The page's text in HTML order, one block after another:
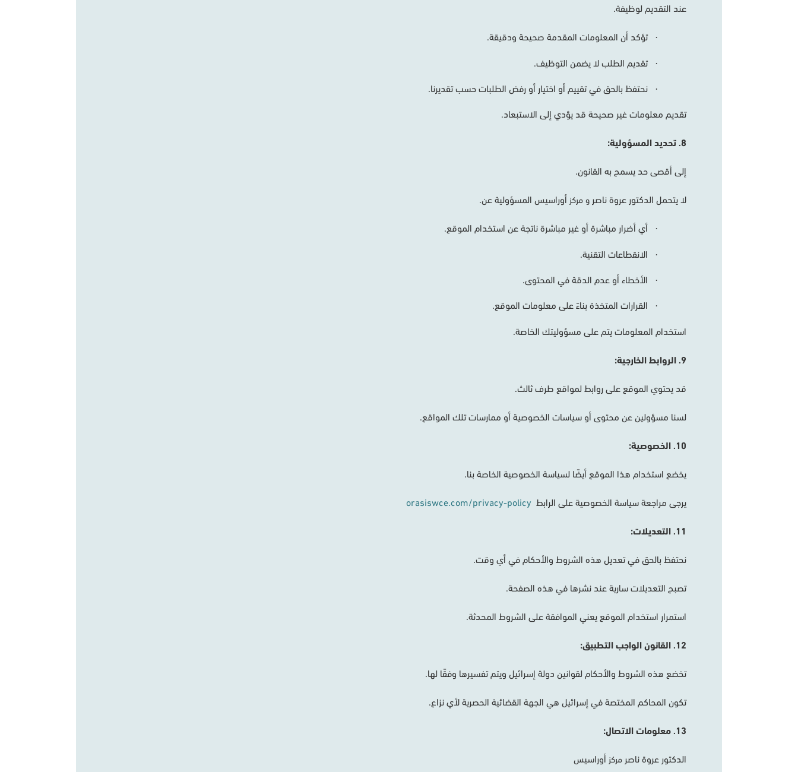
عند التقديم لوظيفة.
· تؤكد أن المعلومات المقدمة صحيحة ودقيقة.
· تقديم الطلبلا يضمن التوظيف.
· نحتفظ بالحق في تقييم أو اختيار أو رفض الطلباتحسبتقديرنا.
تقديم معلومات غير صحيحة قد يؤدي إلى الاستبعاد.
8
. تحديدالمسؤولية:
إلىأقصىحد يسمح به القانون.
لا يتحمل الدكتور عروةناصر و مركز أوراسيس المسؤولية عن.
· أيأضرار مباشرةأو غير مباشرةناتجة عن استخدام الموقع.
· الانقطاعات التقنية.
· الأخطاء أو عدم الدقةفي المحتوى.
· القرارات المتخذة بناءً على معلومات الموقع.
استخدام المعلوماتيتم على مسؤوليتك الخاصة.
9
. الروابط الخارجية:
قد يحتوي الموقع على روابط لمواقع طرفثالث.
لسنا مسؤولين عن محتوى أو سياسات الخصوصيةأو ممارساتتلك المواقع
10
. الخصوصية:
يخضع استخدام هذا الموقع أيضًا لسياسة الخصوصية الخاصة بنا
يرجى مراجعةسياسة الخصوصية على الرابط orasiswce.com/privacy-policy
11
. التعديلات:
نحتفظ بالحق في تعديل هذه الشروط والأحكام في أي وقت.
تصبح التعديلاتسارية عند نشرها في هذه الصفحة.
استمرار استخدام الموقع يعني الموافقة على الشروط المحدثة.
12
. القانون الواجبالتطبيق:
تخضع هذه الشروط والأحكام لقوانين دولة إسرائيل ويتم تفسيرها وفقًا لها
تكون المحاكم المختصةفي إسرائيل هي الجهة القضائية الحصريةلأينزاع
13
. معلوماتالاتصال:
الدكتور عروةناصر مركز أوراسيس